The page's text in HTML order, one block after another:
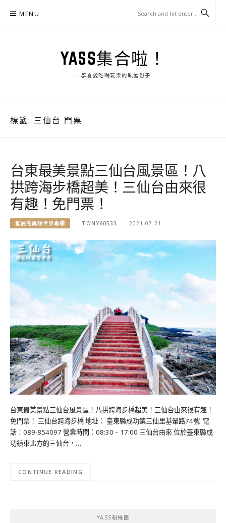
MENU
YASS集合啦！
一群喜愛吃喝玩樂的執著份子
標籤: 三仙台 門票
台東最美景點三仙台風景區！八
拱跨海步橋超美！三仙台由來很
有趣！免門票！
猴屁的異想世界專欄 TONY60533 2021-07-21
台東最美景點三仙台風景區！八拱跨海步橋超美！三仙台由來很有趣！
免門票！ 三仙台跨海步橋 地址： 臺東縣成功鎮三仙里基翬路74號 電
話：089-854097 營業時間：08:30 – 17:00 三仙台由來 位於臺東縣成
功鎮東北方的三仙台，…
CONTINUE READING
YASS粉絲團